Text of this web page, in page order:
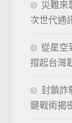
災難來
次世代通
從星空
撐起台灣
封鎖詐
鍵戰術揭